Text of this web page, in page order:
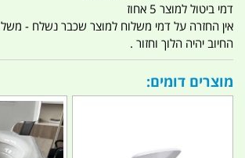
דמי ביטול למוצר 5 אחוז
אין החזרה על דמי משלוח למוצר שכבר נשלח -
החיוב יהיה הלוך וחזור .
מוצרים דומים: